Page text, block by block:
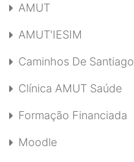
AMUT
AMUT'IESIM
Caminhos De Santiago
Clínica AMUT Saúde
Formação Financiada
Moodle